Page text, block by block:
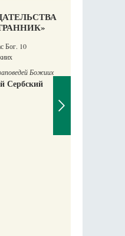
Божиих
Сербский